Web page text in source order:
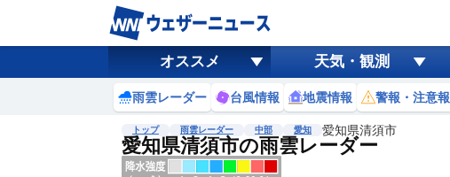
オススメ 天気・観測
雨雲レーダー 台風情報 地震情報 警報・注意報
トップ 雨雲レーダー 中部 愛知 愛知県清須市
愛知県清須市の雨雲レーダー